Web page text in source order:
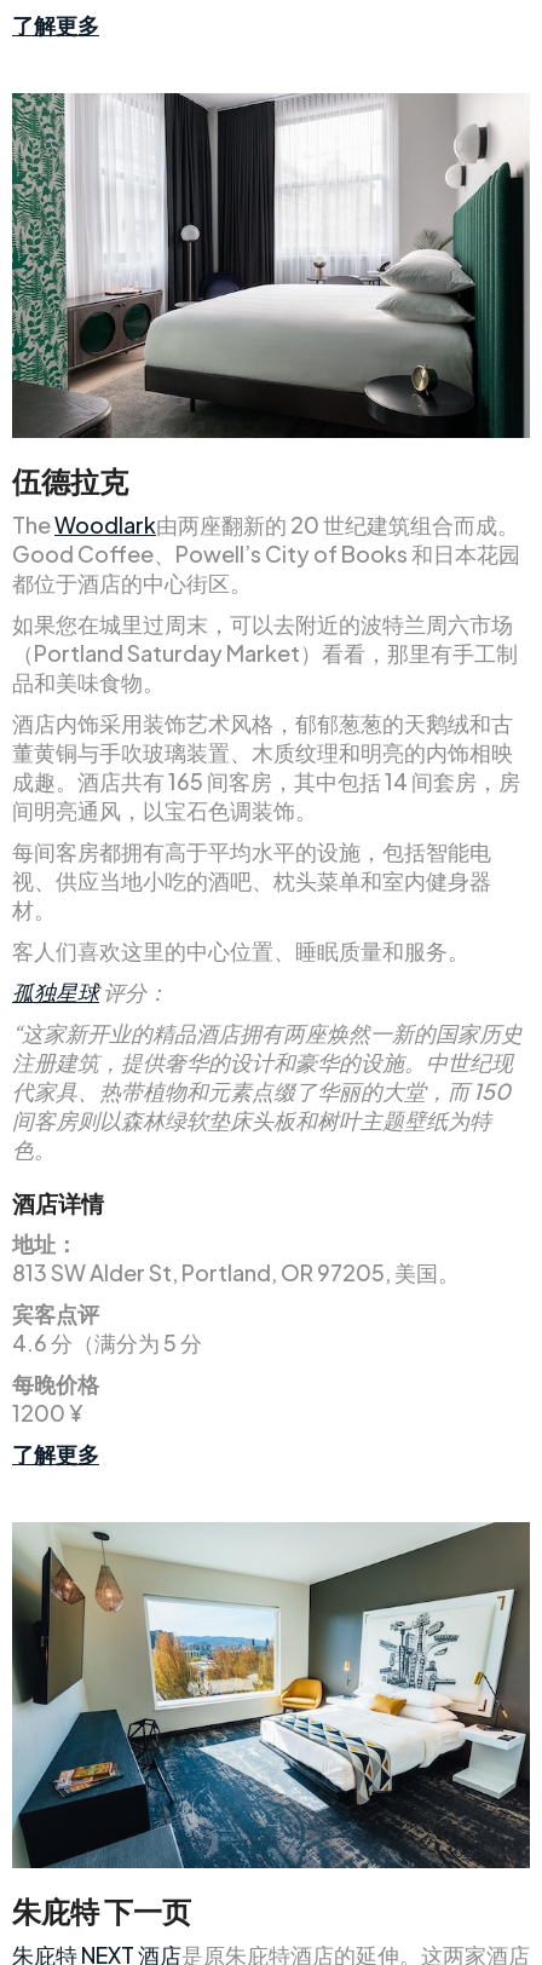
了解更多
伍德拉克
TheWoodlark由两座翻新的 20 世纪建筑组合而成。
Good Coffee、Powell’s City of Books 和日本花园
都位于酒店的中心街区。
如果您在城里过周末，可以去附近的波特兰周六市场
（Portland Saturday Market）看看，那里有手工制
品和美味食物。
酒店内饰采用装饰艺术风格，郁郁葱葱的天鹅绒和古
董黄铜与手吹玻璃装置、木质纹理和明亮的内饰相映
成趣。酒店共有 165 间客房，其中包括 14 间套房，房
间明亮通风，以宝石色调装饰。
每间客房都拥有高于平均水平的设施，包括智能电
视、供应当地小吃的酒吧、枕头菜单和室内健身器
材。
客人们喜欢这里的中心位置、睡眠质量和服务。
孤独星球评分：
“这家新开业的精品酒店拥有两座焕然一新的国家历史
注册建筑，提供奢华的设计和豪华的设施。中世纪现
代家具、热带植物和元素点缀了华丽的大堂，而 150
间客房则以森林绿软垫床头板和树叶主题壁纸为特
色。
酒店详情
地址：
813 SW Alder St, Portland, OR 97205, 美国。
宾客点评
4.6 分（满分为 5 分
每晚价格
1200 ¥
了解更多
朱庇特 下一页
朱庇特 NEXT 酒店是原朱庇特酒店的延伸。这两家酒店